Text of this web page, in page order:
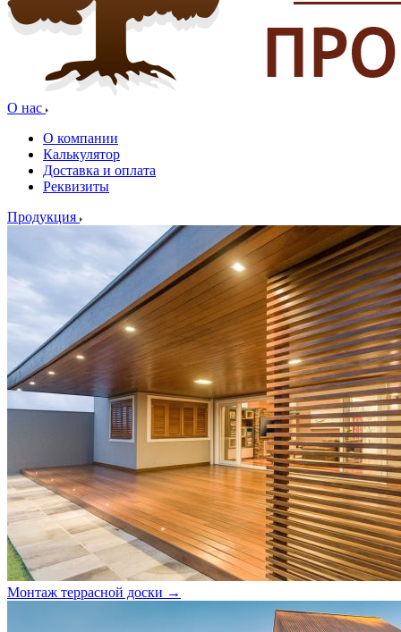
О нас
О компании
Калькулятор
Доставка и оплата
Реквизиты
Продукция
Монтаж террасной доски →